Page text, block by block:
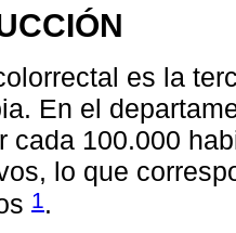
es la
En el
cada 100.000
lo que
1.